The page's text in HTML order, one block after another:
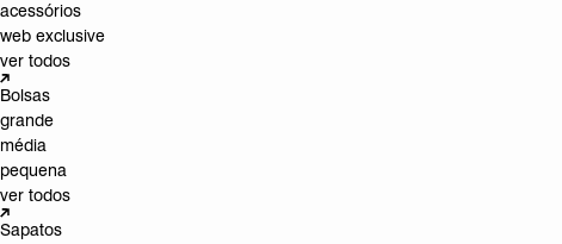
acessórios
web exclusive
ver todos
Bolsas
grande
média
pequena
ver todos
Sapatos